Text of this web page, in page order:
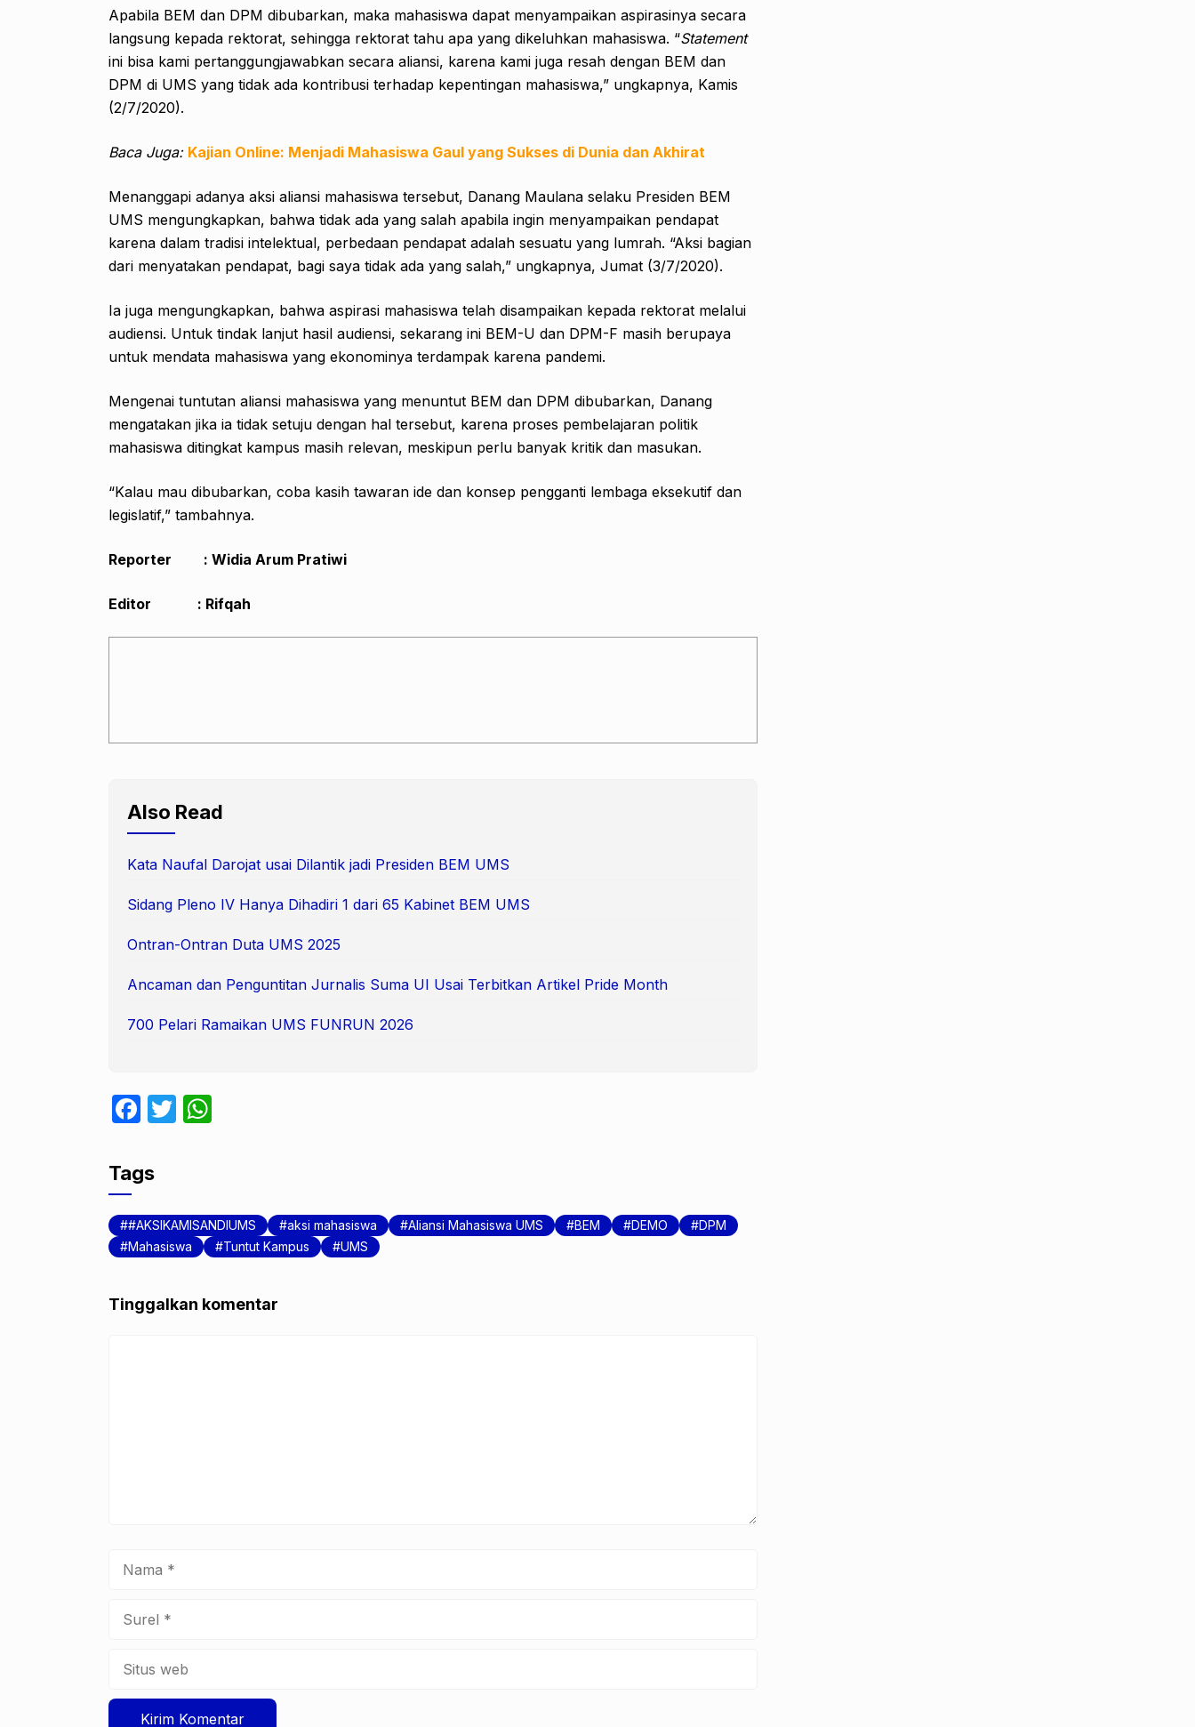
Apabila BEM dan DPM dibubarkan, maka mahasiswa dapat menyampaikan aspirasinya secara
langsung kepada rektorat, sehingga rektorat tahu apa yang dikeluhkan mahasiswa. “Statement
ini bisa kami pertanggungjawabkan secara aliansi, karena kami juga resah dengan BEM dan
DPM di UMS yang tidak ada kontribusi terhadap kepentingan mahasiswa,” ungkapnya, Kamis
(2/7/2020).
Baca Juga: Kajian Online: Menjadi Mahasiswa Gaul yang Sukses di Dunia dan Akhirat
Menanggapi adanya aksi aliansi mahasiswa tersebut, Danang Maulana selaku Presiden BEM
UMS mengungkapkan, bahwa tidak ada yang salah apabila ingin menyampaikan pendapat
karena dalam tradisi intelektual, perbedaan pendapat adalah sesuatu yang lumrah. “Aksi bagian
dari menyatakan pendapat, bagi saya tidak ada yang salah,” ungkapnya, Jumat (3/7/2020).
Ia juga mengungkapkan, bahwa aspirasi mahasiswa telah disampaikan kepada rektorat melalui
audiensi. Untuk tindak lanjut hasil audiensi, sekarang ini BEM-U dan DPM-F masih berupaya
untuk mendata mahasiswa yang ekonominya terdampak karena pandemi.
Mengenai tuntutan aliansi mahasiswa yang menuntut BEM dan DPM dibubarkan, Danang
mengatakan jika ia tidak setuju dengan hal tersebut, karena proses pembelajaran politik
mahasiswa ditingkat kampus masih relevan, meskipun perlu banyak kritik dan masukan.
“Kalau mau dibubarkan, coba kasih tawaran ide dan konsep pengganti lembaga eksekutif dan
legislatif,” tambahnya.
Reporter : Widia Arum Pratiwi
Editor : Rifqah
Also Read
Kata Naufal Darojat usai Dilantik jadi Presiden BEM UMS
Sidang Pleno IV Hanya Dihadiri 1 dari 65 Kabinet BEM UMS
Ontran-Ontran Duta UMS 2025
Ancaman dan Penguntitan Jurnalis Suma UI Usai Terbitkan Artikel Pride Month
700 Pelari Ramaikan UMS FUNRUN 2026
F
c
e
b
o
k
T
A
p
Tags
#AKSIKAMISANDIUMS aksi mahasiswa Aliansi Mahasiswa UMS BEM DEMO
DPM
Mahasiswa
Tuntut Kampus UMS
Tinggalkan komentar